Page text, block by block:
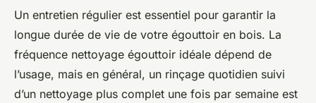
Un entretien régulier est essentiel pour garantir la
longue durée de vie de votre égouttoir en bois. La
fréquence nettoyage égouttoir idéale dépend de
l’usage, mais en général, un rinçage quotidien suivi
d’un nettoyage plus complet une fois par semaine est